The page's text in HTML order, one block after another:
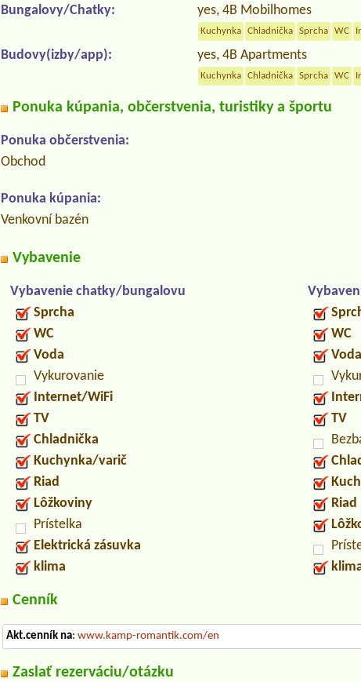
Bungalovy/Chatky:
yes, 4B Mobilhomes
Kuchynka Chladnička Sprcha WC
Budovy(izby/app): yes, 4B Apartments
Kuchynka Chladnička Sprcha WC
Ponuka kúpania, občerstvenia, turistiky a športu
Ponuka občerstvenia:
Obchod
Ponuka kúpania:
Venkovní bazén
Vybavenie
Vybavenie chatky/bungalovu
Sprcha
WC
Voda
Vykurovanie
Internet/WiFi
TV
Chladnička
Kuchynka/varič
Riad
Lôžkoviny
Prístelka
Elektrická zásuvka
klima
WC
Voda
TV
Riad
Cenník
Akt.cenník na: www.kamp-romantik.com/en
Zaslať rezerváciu/otázku